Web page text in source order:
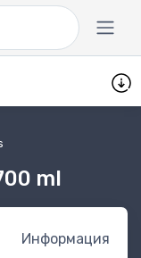
ml
Информация